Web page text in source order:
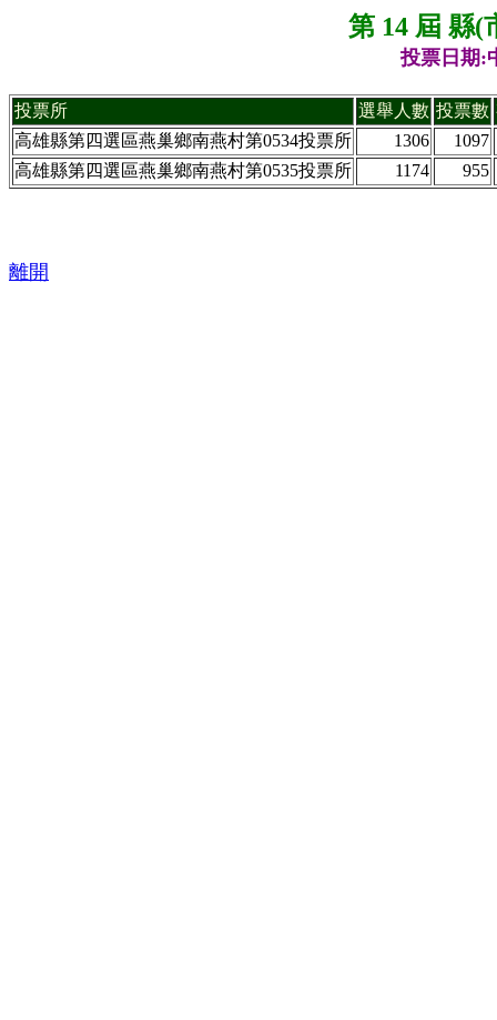
第 14 屆 縣(
投票日期:
投票所 選舉人數 投票數
高雄縣第四選區燕巢鄉南燕村第0534投票所
1306
1097
高雄縣第四選區燕巢鄉南燕村第0535投票所
1174 955
離開